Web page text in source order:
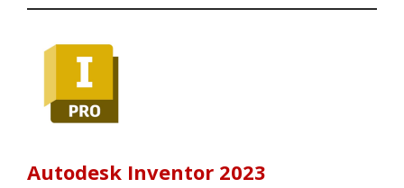
Autodesk Inventor 2023